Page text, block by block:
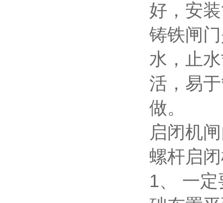
好，安
铸铁闸
水，止
活，易
做。
启闭机
螺杆启
1、 一